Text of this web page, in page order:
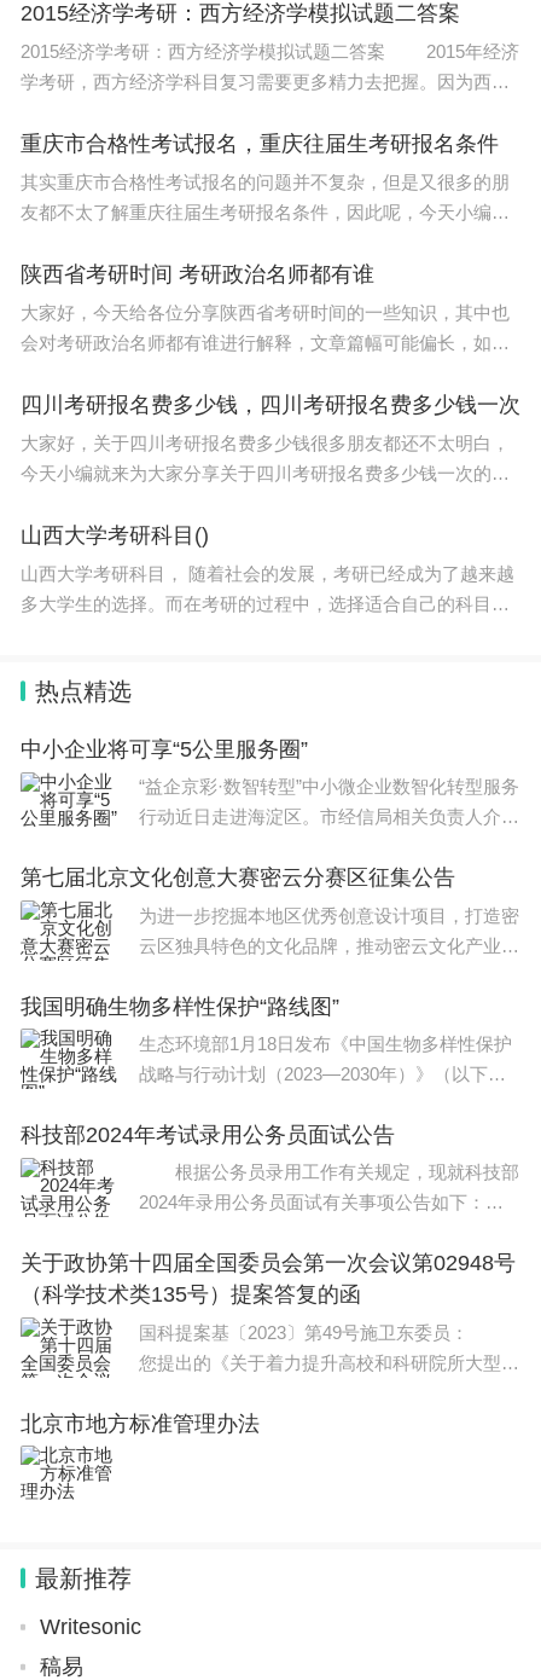
2015经济学考研：西方经济学模拟试题二答案
2015经济学考研：西方经济学模拟试题二答案 2015年经济
学考研，西方经济学科目复习需要更多精力去把握。因为西方
的东西需要大家去理解记忆，也有很多纯数据
重庆市合格性考试报名，重庆往届生考研报名条件
其实重庆市合格性考试报名的问题并不复杂，但是又很多的朋
友都不太了解重庆往届生考研报名条件，因此呢，今天小编就
助到大家，下面我们一起来看看这个问题的分析
陕西省考研时间 考研政治名师都有谁
大家好，今天给各位分享陕西省考研时间的一些知识，其中也
会对考研政治名师都有谁进行解释，文章篇幅可能偏长，如果
开始吧！本文目录考研政治客观题32分，大题写的都很
四川考研报名费多少钱，四川考研报名费多少钱一次
大家好，关于四川考研报名费多少钱很多朋友都还不太明白，
今天小编就来为大家分享关于四川考研报名费多少钱一次的知
专考研的费用高吗四川大学研究生2023学费多
山西大学考研科目()
山西大学考研科目， 随着社会的发展，考研已经成为了越来越
多大学生的选择。而在考研的过程中，选择适合自己的科目是
热点精选
中小企业将可享“5公里服务圈”
“益企京彩·数智转型”中小微企业数智化转型服务
行动近日走进海淀区。市经信局相关负责人介
资源力量，为中小企业打造“5公里服务圈”，推
动广大中小企业数字化升级和高质量发
第七届北京文化创意大赛密云分赛区征集公告
为进一步挖掘本地区优秀创意设计项目，打造密
云区独具特色的文化品牌，推动密云文化产业高
赛密云分赛区赛事，现公告如下：一、参赛条件
1.参赛项目符合
我国明确生物多样性保护“路线图”
生态环境部1月18日发布《中国生物多样性保护
战略与行动计划（2023—2030年）》（以下简
战略部署、优先领域和优先行动，为各部门各地
区推进生物多样性保护提供指引。行动计划提
出，到203
科技部2024年考试录用公务员面试公告
根据公务员录用工作有关规定，现就科技部
2024年录用公务员面试有关事项公告如下：
考生（名单见附件1）于2024年1月22日12:00前
确认是否参加面试，确认方式
关于政协第十四届全国委员会第一次会议第02948号
（科学技术类135号）提案答复的函
国科提案基〔2023〕第49号施卫东委员：
您提出的《关于着力提升高校和科研院所大型科
教育部，现答复如下。 加强大型科研仪器开
北京市地方标准管理办法
最新推荐
Writesonic
稿易